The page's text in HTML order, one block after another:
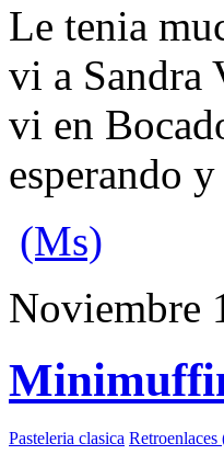
Le tenia
vi a Sandra
vi en
esperando
(Ms)
Noviembre
Pasteleria clasica Retroenlaces